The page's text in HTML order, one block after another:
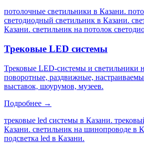
потолочные светильники в Казани.
светодиодный светильник в Казани.
Казани. светильник на потолок
Трековые LED системы
Трековые LED-системы и светильники
поворотные, раздвижные,
выставок, шоурумов, музеев.
Подробнее →
трековые led системы в Казани.
Казани. светильник на шинопроводе в
подсветка led в Казани.